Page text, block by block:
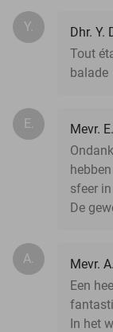
Y.
Dhr. Y.
Tout
E.
Mevr.
sfeer
De
A.
Mevr.
Een
In het